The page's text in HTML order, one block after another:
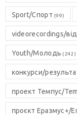
Sport/Спорт (99)
videorecordings/
Youth/Молодь (242)
конкурси/
проект Темпус/
проєкт Еразмус+/